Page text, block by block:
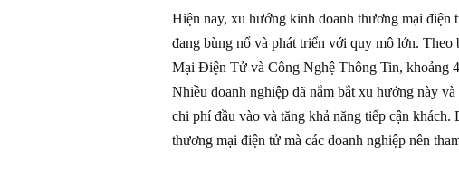
Hiện nay, xu hướng kinh doanh thương mại điện
đang bùng nổ và phát triển với quy mô lớn.
Mại Điện Tử và Công Nghệ Thông Tin, khoảng
Nhiều doanh nghiệp đã nắm bắt xu hướng này
chi phí đầu vào và tăng khả năng tiếp cận
thương mại điện tử mà các doanh nghiệp nên